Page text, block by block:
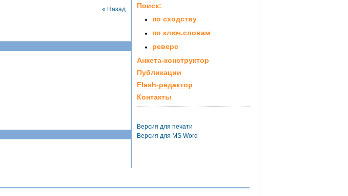
« Назад
Поиск:
по сходству
по ключ.словам
реверс
Анкета-конструктор
Публикации
Flash-редактор
Контакты
Версия для печати
Версия для MS Word